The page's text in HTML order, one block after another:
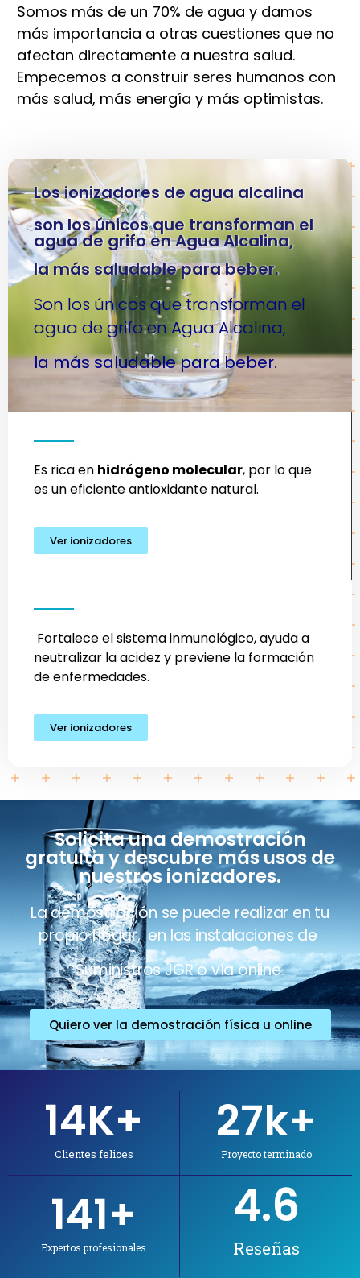
Somos más de un 70% de agua y damos
más importancia a otras cuestiones que no
afectan directamente a nuestra salud.
Empecemos a construir seres humanos con
más salud, más energía y más optimistas.
Los ionizadores de agua alcalina
son los únicos que transforman el
agua de grifo en Agua Alcalina,
la más saludable para beber.
Son los únicos que transforman el
agua de grifo en Agua Alcalina,
la más saludable para beber.
Es rica en hidrógeno molecular, por lo que
es un eficiente antioxidante natural.
Ver ionizadores
Fortalece el sistema inmunológico, ayuda a
neutralizar la acidez y previene la formación
de enfermedades.
Ver ionizadores
Solicita una demostración
gratuita y descubre más usos de
nuestros ionizadores.
La demostración se puede realizar en tu
propio hogar, en las instalaciones de
Suministros JGR o vía online.
Quiero ver la demostración física u online
Clientes felices
14K+
Proyecto terminado
27k+
Expertos profesionales
141+
Reseñas
4.6